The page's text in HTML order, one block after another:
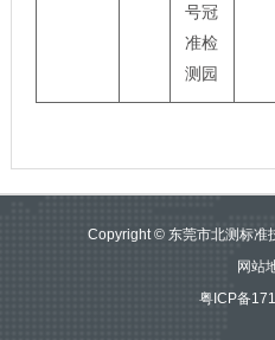
号冠
准检
测园
Copyright © 东莞市北测标准
网站
粤ICP备